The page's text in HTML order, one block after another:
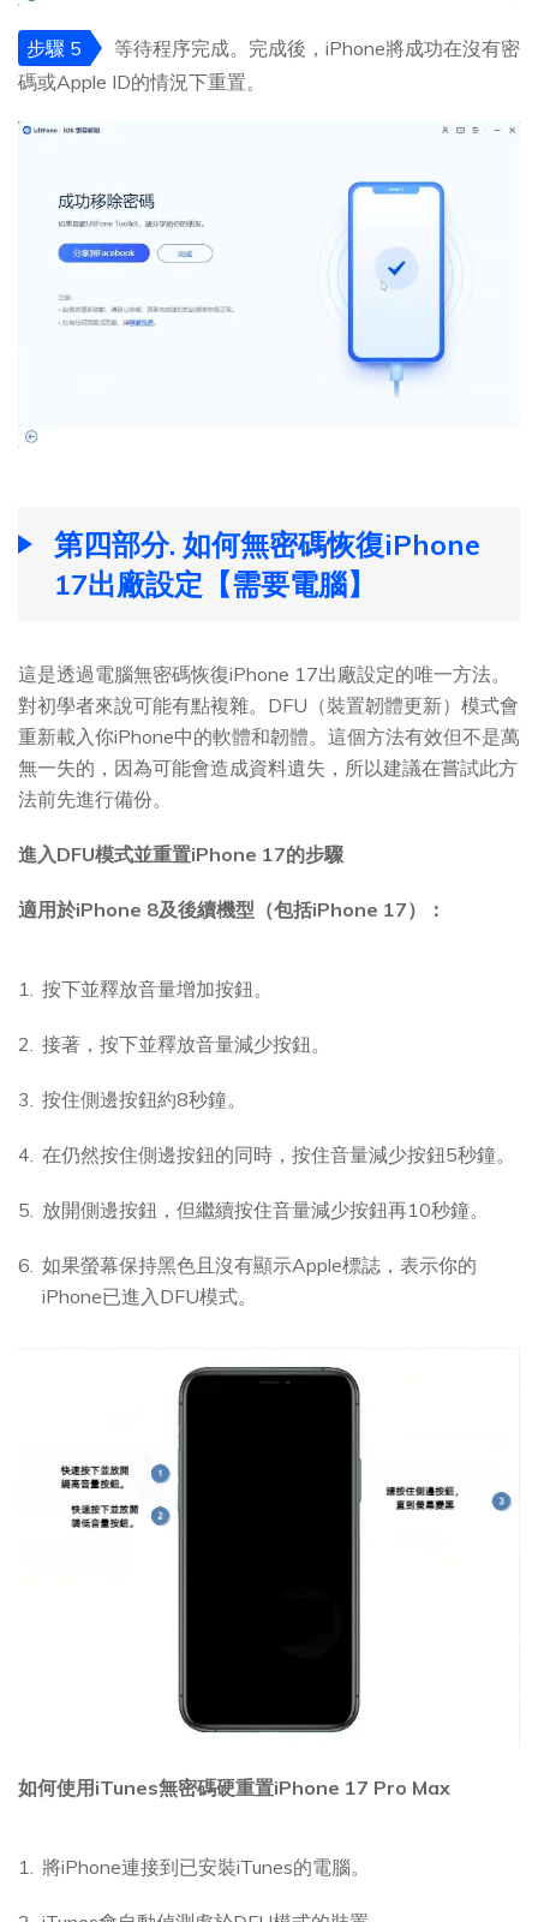
步驟 5
等待程序完成。完成後，iPhone將成功在沒有密
碼或Apple ID的情況下重置。
第四部分. 如何無密碼恢復iPhone
17出廠設定【需要電腦】
這是透過電腦無密碼恢復iPhone 17出廠設定的唯一方法。
對初學者來說可能有點複雜。DFU（裝置韌體更新）模式會
重新載入你iPhone中的軟體和韌體。這個方法有效但不是萬
無一失的，因為可能會造成資料遺失，所以建議在嘗試此方
法前先進行備份。
進入DFU模式並重置iPhone 17的步驟
適用於iPhone 8及後續機型（包括iPhone 17）：
按下並釋放音量增加按鈕。
接著，按下並釋放音量減少按鈕。
按住側邊按鈕約8秒鐘。
在仍然按住側邊按鈕的同時，按住音量減少按鈕5秒鐘。
放開側邊按鈕，但繼續按住音量減少按鈕再10秒鐘。
如果螢幕保持黑色且沒有顯示Apple標誌，表示你的
iPhone已進入DFU模式。
如何使用iTunes無密碼硬重置iPhone 17 Pro Max
將iPhone連接到已安裝iTunes的電腦。